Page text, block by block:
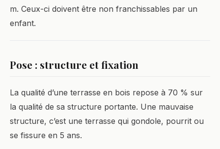
m. Ceux-ci doivent être non franchissables par un
enfant.
Pose : structure et fixation
La qualité d’une terrasse en bois repose à 70 % sur
la qualité de sa structure portante. Une mauvaise
structure, c’est une terrasse qui gondole, pourrit ou
se fissure en 5 ans.